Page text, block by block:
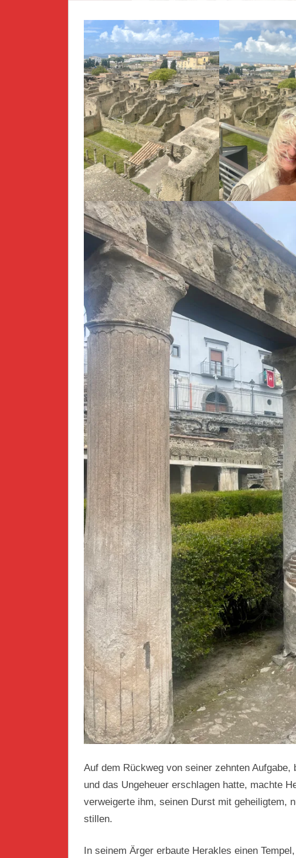
Auf dem Rückweg von seiner zehnten
und das Ungeheuer erschlagen hatte, machte
verweigerte ihm, seinen Durst mit geheiligtem,
stillen.
In seinem Ärger erbaute Herakles einen